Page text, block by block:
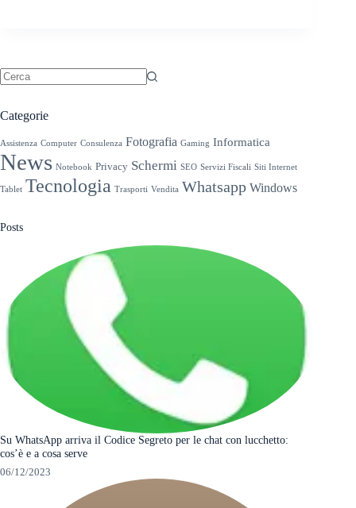
Categorie
Assistenza Computer Consulenza Fotografia Gaming Informatica
News Notebook Privacy Schermi SEO Servizi Fiscali Siti Internet
Tablet Tecnologia Trasporti Vendita Whatsapp Windows
Posts
Su WhatsApp arriva il Codice Segreto per le chat con lucchetto:
cos’è e a cosa serve
06/12/2023